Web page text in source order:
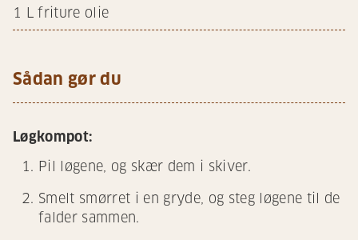
1 L friture olie
Sådan gør du
Løgkompot:
Pil løgene, og skær dem i skiver.
Smelt smørret i en gryde, og steg løgene til de
falder sammen.